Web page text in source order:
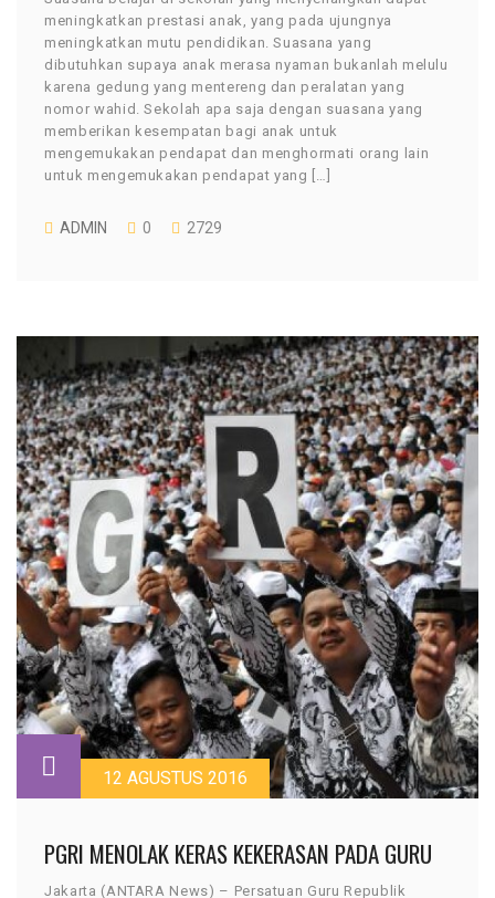
meningkatkan prestasi anak, yang pada ujungnya
meningkatkan mutu pendidikan. Suasana yang
dibutuhkan supaya anak merasa nyaman bukanlah melulu
karena gedung yang mentereng dan peralatan yang
nomor wahid. Sekolah apa saja dengan suasana yang
memberikan kesempatan bagi anak untuk
mengemukakan pendapat dan menghormati orang lain
untuk mengemukakan pendapat yang […]
ADMIN 0 2729
12 AGUSTUS 2016
PGRI MENOLAK KERAS KEKERASAN PADA GURU
Jakarta (ANTARA News) – Persatuan Guru Republik